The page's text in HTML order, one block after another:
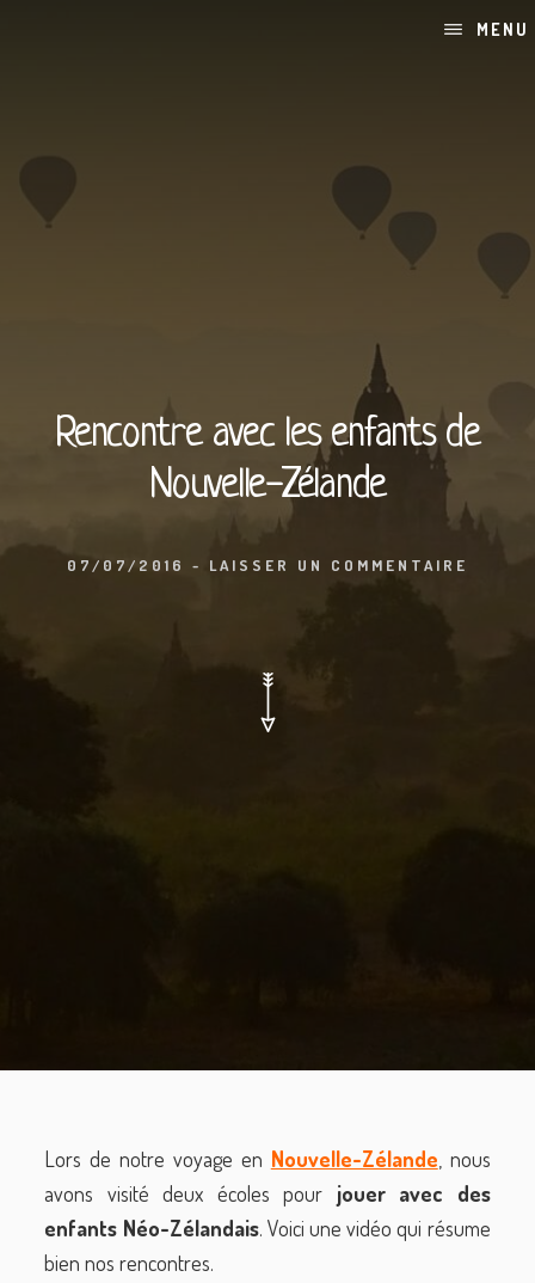
Rencontre avec les enfants de
Nouvelle-Zélande
07/07/2016 - LAISSER UN COMMENTAIRE
MENU
Lors de notre voyage en Nouvelle-Zélande , nous
avons visité deux écoles pour jouer avec des
enfants Néo-Zélandais. Voici une vidéo qui résume
bien nos rencontres.